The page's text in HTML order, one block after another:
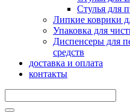
Стулья для
Липкие коврики
Упаковка для
Диспенсеры для
средств
доставка и оплата
контакты